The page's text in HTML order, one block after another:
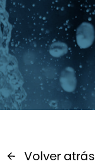
Volver atrás